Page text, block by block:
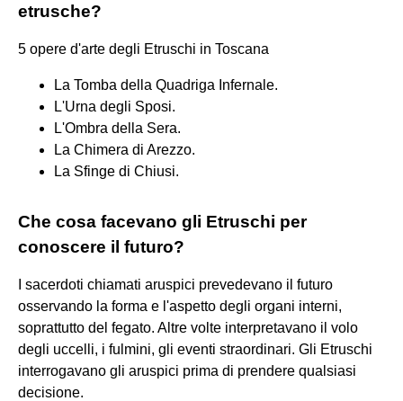
etrusche?
5 opere d'arte degli Etruschi in Toscana
La Tomba della Quadriga Infernale.
L'Urna degli Sposi.
L'Ombra della Sera.
La Chimera di Arezzo.
La Sfinge di Chiusi.
Che cosa facevano gli Etruschi per
conoscere il futuro?
I sacerdoti chiamati aruspici prevedevano il futuro
osservando la forma e l'aspetto degli organi interni,
soprattutto del fegato. Altre volte interpretavano il volo
degli uccelli, i fulmini, gli eventi straordinari. Gli Etruschi
interrogavano gli aruspici prima di prendere qualsiasi
decisione.